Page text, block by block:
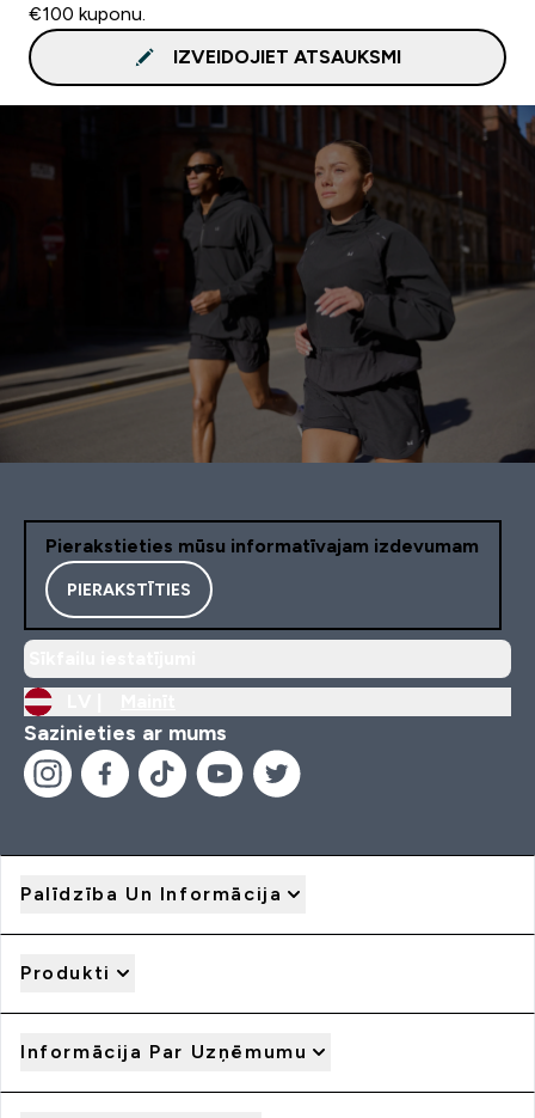
€100 kuponu.
IZVEIDOJIET ATSAUKSMI
Pierakstieties mūsu informatīvajam izdevumam
PIERAKSTĪTIES
Sazinieties ar mums
Palīdzība Un Informācija
Produkti
Informācija Par Uzņēmumu